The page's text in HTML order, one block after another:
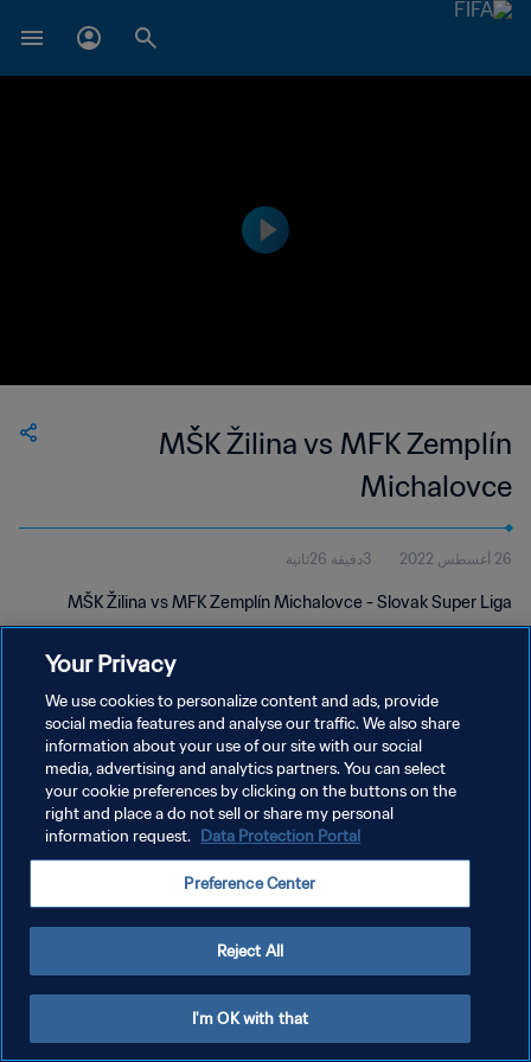
MŠK Žilina vs MFK Zemplín
Michalovce
26 أغسطس 2022 3دقيقة 26ثانية
MŠK Žilina vs MFK Zemplín Michalovce - Slovak Super Liga
سياسة الخصوصية
شروط الخدمة
إدارة تفضيلات ملفات تعريف الارتباط
Your Privacy
We use cookies to personalize content and ads, provide
social media features and analyse our traffic. We also share
information about your use of our site with our social
media, advertising and analytics partners. You can select
your cookie preferences by clicking on the buttons on the
right and place a do not sell or share my personal
information request. Data Protection Portal
Preference Center
Reject All
I'm OK with that